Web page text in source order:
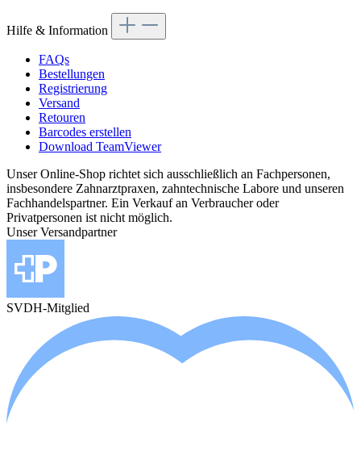
Hilfe & Information
FAQs
Bestellungen
Registrierung
Versand
Retouren
Barcodes erstellen
Download TeamViewer
Unser Online-Shop richtet sich ausschließlich an Fachpersonen,
insbesondere Zahnarztpraxen, zahntechnische Labore und unseren
Fachhandelspartner. Ein Verkauf an Verbraucher oder
Privatpersonen ist nicht möglich.
Unser Versandpartner
SVDH-Mitglied